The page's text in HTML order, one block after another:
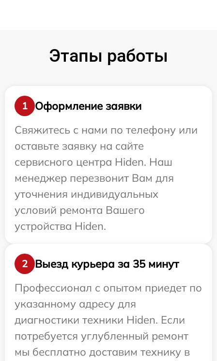
Этапы работы
1
Оформление заявки
Свяжитесь с нами по телефону или
оставьте заявку на сайте
сервисного центра Hiden. Наш
менеджер перезвонит Вам для
уточнения индивидуальных
условий ремонта Вашего
устройства Hiden.
2
Выезд курьера за 35 минут
Профессионал с опытом приедет по
указанному адресу для
диагностики техники Hiden. Если
потребуется углубленный ремонт
мы бесплатно доставим технику в